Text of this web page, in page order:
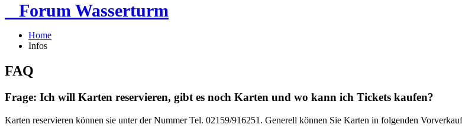
Forum Wasserturm
Home
Infos
FAQ
Frage: Ich will Karten reservieren, gibt es noch Karten und wo kann ich Tickets kaufen?
Karten reservieren können sie unter der Nummer Tel. 02159/916251. Generell können Sie Karten in folgenden